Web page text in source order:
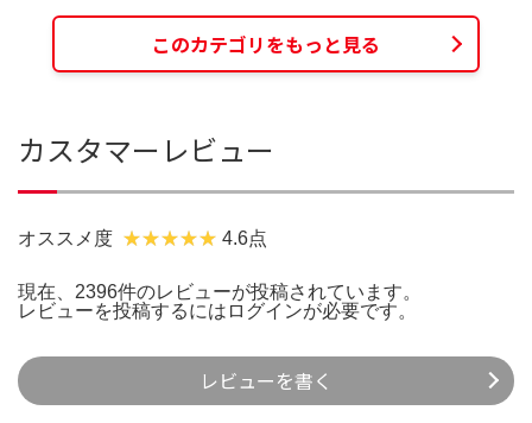
このカテゴリをもっと見る
カスタマーレビュー
オススメ度 4.6点
現在、2396件のレビューが投稿されています。
レビューを投稿するには ログインが必要です。
レビューを書く